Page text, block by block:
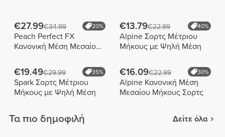
€27.99€34.99 20%
Peach Perfect FX
Κανονική Μέση Μεσαίου
€13.79€22.99 40%
Alpine Σορτς Μέτριου
Μήκους με Ψηλή Μέση
€19.49€29.99 35%
Spark Σορτς Μέτριου
Μήκους με Ψηλή Μέση
€16.09€22.99 30%
Alpine Κανονική Μέση
Μεσαίου Μήκους Σορτς
Τα πιο δημοφιλή Δείτε όλα